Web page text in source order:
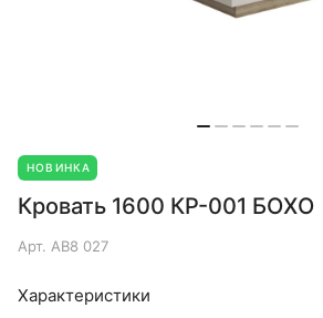
НОВИНКА
Кровать 1600 КР-001 БОХО
Арт. АВ8 027
Характеристики